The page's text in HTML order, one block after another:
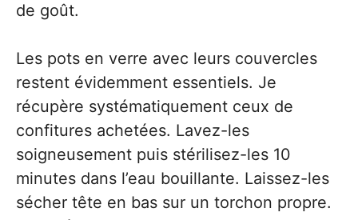
de goût.
Les pots en verre avec leurs couvercles
restent évidemment essentiels. Je
récupère systématiquement ceux de
confitures achetées. Lavez-les
soigneusement puis stérilisez-les 10
minutes dans l’eau bouillante. Laissez-les
sécher tête en bas sur un torchon propre.